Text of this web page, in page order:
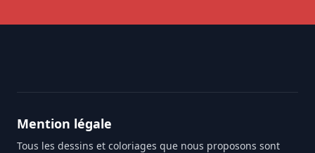
Mention légale
Tous les dessins et coloriages que nous proposons sont